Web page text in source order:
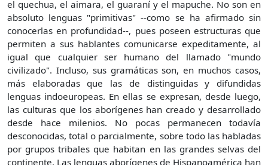
el quechua, el aimara, el guaraní y el mapuche. No son en
absoluto lenguas "primitivas" --como se ha afirmado sin
conocerlas en profundidad--, pues poseen estructuras que
permiten a sus hablantes comunicarse expeditamente, al
igual que cualquier ser humano del llamado "mundo
civilizado". Incluso, sus gramáticas son, en muchos casos,
más elaboradas que las de distinguidas y difundidas
lenguas indoeuropeas. En ellas se expresan, desde luego,
las culturas que los aborígenes han creado y desarrollado
desde hace milenios. No pocas permanecen todavía
desconocidas, total o parcialmente, sobre todo las habladas
por grupos tribales que habitan en las grandes selvas del
continente. Las lenguas aborígenes de Hispanoamérica han